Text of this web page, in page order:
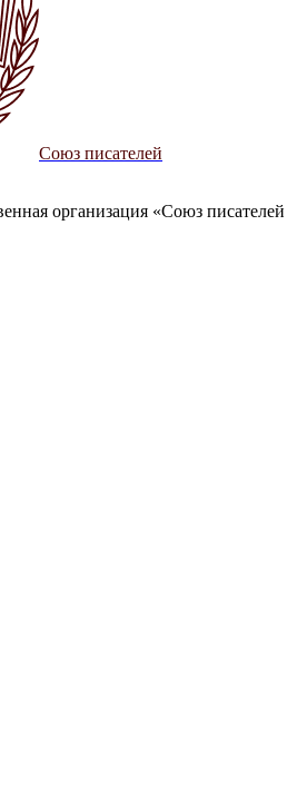
Союз писателей
организация «Союз писателей